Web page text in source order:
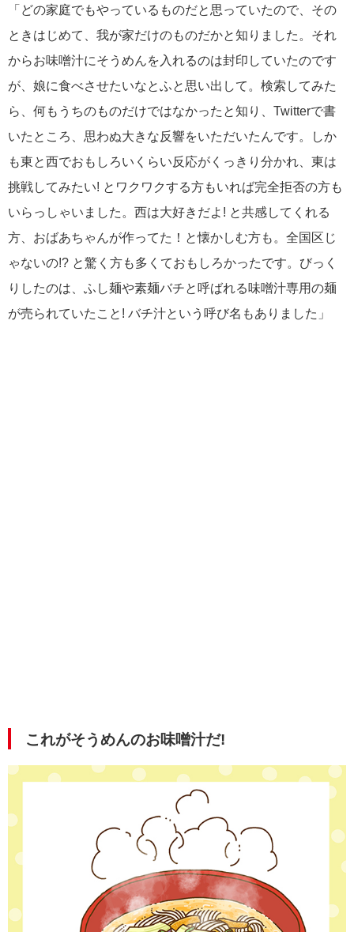
「どの家庭でもやっているものだと思っていたので、その
ときはじめて、我が家だけのものだかと知りました。それ
からお味噌汁にそうめんを入れるのは封印していたのです
が、娘に食べさせたいなとふと思い出して。検索してみた
ら、何もうちのものだけではなかったと知り、Twitterで書
いたところ、思わぬ大きな反響をいただいたんです。しか
も東と西でおもしろいくらい反応がくっきり分かれ、東は
挑戦してみたい! とワクワクする方もいれば完全拒否の方も
いらっしゃいました。西は大好きだよ! と共感してくれる
方、おばあちゃんが作ってた！と懐かしむ方も。全国区じ
ゃないの!? と驚く方も多くておもしろかったです。びっく
りしたのは、ふし麺や素麺バチと呼ばれる味噌汁専用の麺
が売られていたこと! バチ汁という呼び名もありました」
これがそうめんのお味噌汁だ!